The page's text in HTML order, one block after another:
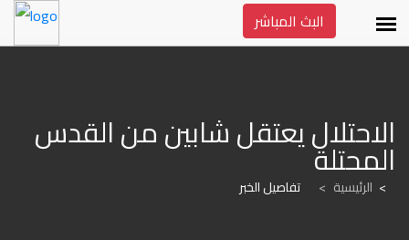
البث المباشر
المحتلة
الرئيسية > تفاصيل الخبر